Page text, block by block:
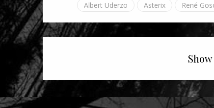
Albert Uderzo Asterix René